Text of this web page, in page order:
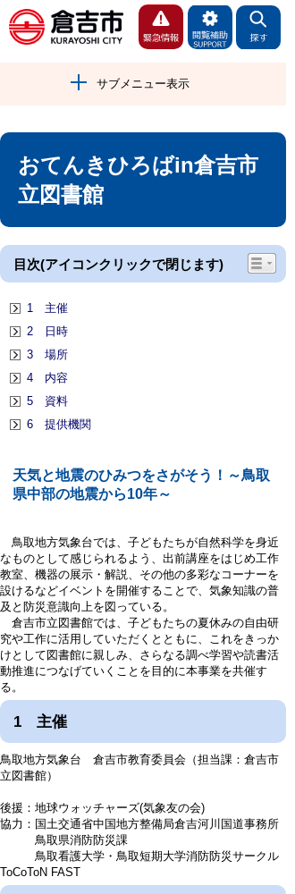
サブメニュー表示
おてんきひろばin倉吉市
立図書館
目次(アイコンクリックで閉じます)
1 主催
2 日時
3 場所
4 内容
5 資料
6 提供機関
天気と地震のひみつをさがそう！～鳥取
県中部の地震から10年～
鳥取地方気象台では、子どもたちが自然科学を身近
なものとして感じられるよう、出前講座をはじめ工作
教室、機器の展示・解説、その他の多彩なコーナーを
設けるなどイベントを開催することで、気象知識の普
及と防災意識向上を図っている。
倉吉市立図書館では、子どもたちの夏休みの自由研
究や工作に活用していただくとともに、これをきっか
けとして図書館に親しみ、さらなる調べ学習や読書活
動推進につなげていくことを目的に本事業を共催す
る。
1 主催
鳥取地方気象台 倉吉市教育委員会（担当課：倉吉市
立図書館）
後援：地球ウォッチャーズ(気象友の会)
協力：国土交通省中国地方整備局倉吉河川国道事務所
鳥取県消防防災課
鳥取看護大学・鳥取短期大学消防防災サークル
ToCoToN FAST